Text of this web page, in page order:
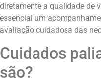
diretamente a qualidade de
essencial um
avaliação cuidadosa das
Cuidados
são?